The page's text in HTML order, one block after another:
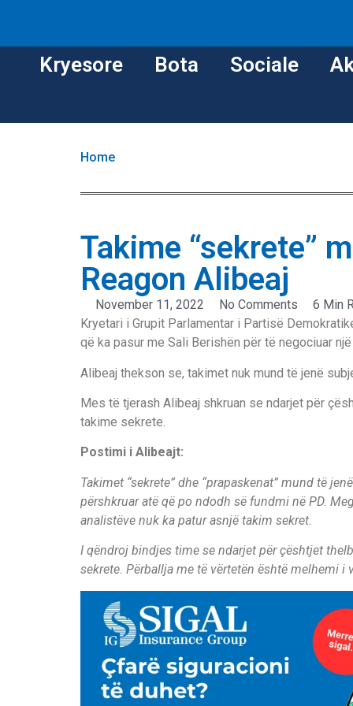
Kryesore Bota Sociale
Home
Takime “sekrete”
Reagon Alibeaj
November 11, 2022 No Comments
6 Min
Kryetari i Grupit Parlamentar i Partisë
që ka pasur me Sali Berishën për të negociuar
Alibeaj thekson se, takimet nuk mund të jenë
Mes të tjerash Alibeaj shkruan se ndarjet për
takime sekrete.
Postimi i Alibeajt:
Takimet “sekrete” dhe “prapaskenat” mund të
përshkruar atë që po ndodh së fundmi në PD.
analistëve nuk ka patur asnjë takim sekret.
I qëndroj bindjes time se ndarjet për çështjet
sekrete. Përballja me të vërtetën është melhemi i